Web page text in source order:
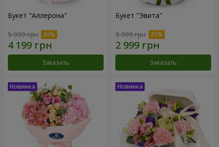
Букет "Аллерона"
5 999 грн
Заказать
Букет "Эвита"
3 999 грн
Заказать